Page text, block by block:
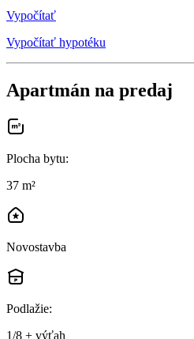
Vypočítať
Vypočítať hypotéku
Apartmán na predaj
Plocha bytu:
37 m²
Novostavba
Podlažie:
1/8 + výťah